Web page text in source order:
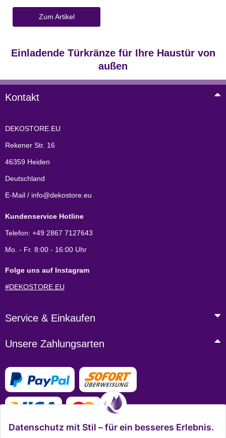
Zum Artikel
Einladende Türkränze für Ihre Haustür von
außen
Kontakt
DEKOSTORE.EU
Rekener Str. 16
46359 Heiden
Deutschland
E-Mail / info@dekostore.eu
Kundenservice Hotline
Telefon: +49 2867 7127643
Mo. - Fr. 8:00 - 16:00 Uhr
Folge uns auf Instagram
#DEKOSTORE.EU
Service & Einkaufen
Unsere Zahlungsarten
Datenschutz mit Stil – für ein besseres Erlebnis.